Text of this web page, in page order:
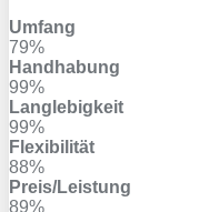
Umfang
79%
Handhabung
99%
Langlebigkeit
99%
Flexibilität
88%
Preis/Leistung
89%